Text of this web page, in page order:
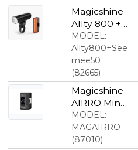
Magicshine
Allty 800 +
Seemee 50
lygtesæt
MODEL:
Allty800+See
mee50
(82665)
Magicshine
AIRRO Mini
elektrisk
Cykelpump
e
MODEL:
MAGAIRRO
(87010)